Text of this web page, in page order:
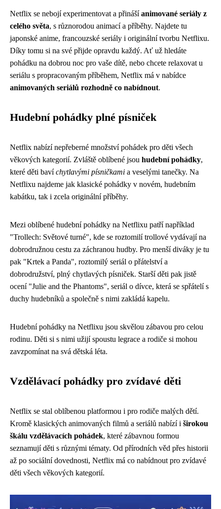
Netflix se nebojí experimentovat a přinášíanimované seriály z
celého světa, s různorodou animací a příběhy. Najdete tu
japonské anime, francouzské seriály i originální tvorbu Netflixu.
Díky tomu si na své přijde opravdu každý. Ať už hledáte
pohádku na dobrou noc pro vaše dítě, nebo chcete relaxovat u
seriálu s propracovaným příběhem, Netflix má v nabídce
animovaných seriálů rozhodně co nabídnout.
Hudební pohádky plné písniček
Netflix nabízí nepřeberné množství pohádek pro děti všech
věkových kategorií. Zvláště oblíbené jsou hudební pohádky,
které děti bavíchytlavými písničkami a veselými tanečky. Na
Netflixu najdeme jak klasické pohádky v novém, hudebním
kabátku, tak i zcela originální příběhy.
Mezi oblíbené hudební pohádky na Netflixu patří například
"Trollech: Světové turné", kde se roztomilí trollové vydávají na
dobrodružnou cestu za záchranou hudby. Pro menší diváky je tu
pak "Krtek a Panda", roztomilý seriál o přátelství a
dobrodružství, plný chytlavých písniček. Starší děti pak jistě
ocení "Julie and the Phantoms", seriál o dívce, která se spřátelí s
duchy hudebníků a společně s nimi zakládá kapelu.
Hudební pohádky na Netflixu jsou skvělou zábavou pro celou
rodinu. Děti si s nimi užijí spoustu legrace a rodiče si mohou
zavzpomínat na svá dětská léta.
Vzdělávací pohádky pro zvídavé děti
Netflix se stal oblíbenou platformou i pro rodiče malých dětí.
Kromě klasických animovaných filmů a seriálů nabízí i širokou
škálu vzdělávacích pohádek, které zábavnou formou
seznamují děti s různými tématy. Od přírodních věd přes historii
až po sociální dovednosti, Netflix má co nabídnout pro zvídavé
děti všech věkových kategorií.